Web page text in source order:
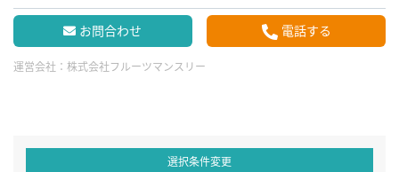
お問合わせ 電話する
運営会社： 株式会社フルーツマンスリー
選択条件変更